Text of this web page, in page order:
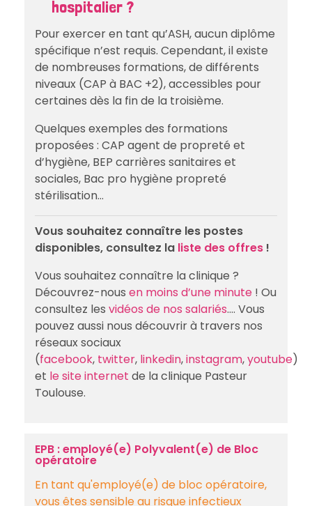
hospitalier ?
Pour exercer en tant qu’ASH, aucun diplôme
spécifique n’est requis. Cependant, il existe
de nombreuses formations, de différents
niveaux (CAP à BAC +2), accessibles pour
certaines dès la fin de la troisième.
Quelques exemples des formations
proposées : CAP agent de propreté et
d’hygiène, BEP carrières sanitaires et
sociales, Bac pro hygiène propreté
stérilisation…
Vous souhaitez connaître les postes
disponibles, consultez la liste des offres !
Vous souhaitez connaître la clinique ?
Découvrez-nous en moins d’une minute ! Ou
consultez les vidéos de nos salariés…. Vous
pouvez aussi nous découvrir à travers nos
réseaux sociaux
(facebook, twitter, linkedin,instagram,youtube)
et le site internet de la clinique Pasteur
Toulouse.
EPB : employé(e) Polyvalent(e) de Bloc
opératoire
En tant qu'employé(e) de bloc opératoire,
vous êtes sensible au risque infectieux